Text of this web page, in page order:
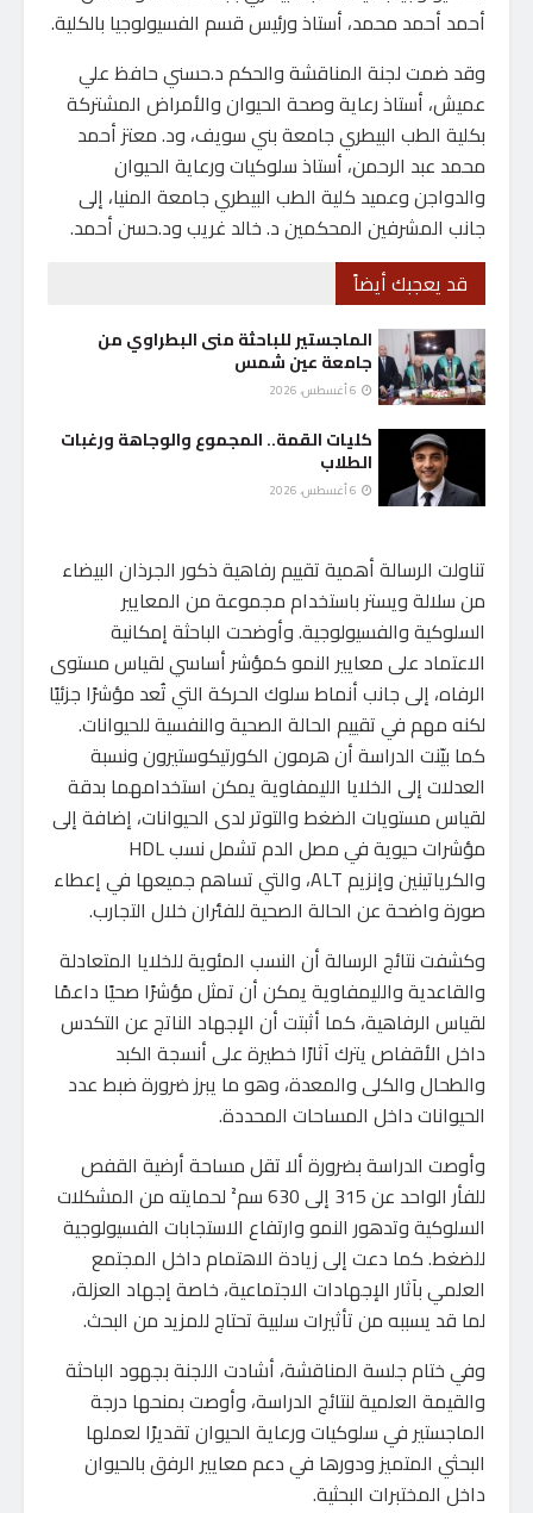
أحمد أحمد محمد، أستاذ ورئيس قسم الفسيولوجيا بالكلية.
وقد ضمت لجنة المناقشة والحكم د.حسني حافظ علي
عميش، أستاذ رعاية وصحة الحيوان والأمراض المشتركة
بكلية الطب البيطري جامعة بني سويف، ود. معتز أحمد
محمد عبد الرحمن، أستاذ سلوكيات ورعاية الحيوان
والدواجن وعميد كلية الطب البيطري جامعة المنيا، إلى
جانب المشرفين المحكمين د. خالد غريب ود.حسن أحمد.
قد يعجبك أيضاً
الماجستير للباحثة منى البطراوي من
جامعة عين شمس
كليات القمة.. المجموع والوجاهة ورغبات
الطلاب
تناولت الرسالة أهمية تقييم رفاهية ذكور الجرذان البيضاء
من سلالة ويستر باستخدام مجموعة من المعايير
السلوكية والفسيولوجية. وأوضحت الباحثة إمكانية
الاعتماد على معايير النمو كمؤشر أساسي لقياس مستوى
الرفاه، إلى جانب أنماط سلوك الحركة التي تُعد مؤشرًا جزئيًا
لكنه مهم في تقييم الحالة الصحية والنفسية للحيوانات.
كما بيّنت الدراسة أن هرمون الكورتيكوستيرون ونسبة
العدلات إلى الخلايا الليمفاوية يمكن استخدامهما بدقة
لقياس مستويات الضغط والتوتر لدى الحيوانات، إضافة إلى
مؤشرات حيوية في مصل الدم تشمل نسب HDL
والكرياتينين وإنزيم ALT، والتي تساهم جميعها في إعطاء
صورة واضحة عن الحالة الصحية للفئران خلال التجارب.
وكشفت نتائج الرسالة أن النسب المئوية للخلايا المتعادلة
والقاعدية والليمفاوية يمكن أن تمثل مؤشرًا صحيًا داعمًا
لقياس الرفاهية، كما أثبتت أن الإجهاد الناتج عن التكدس
داخل الأقفاص يترك آثارًا خطيرة على أنسجة الكبد
والطحال والكلى والمعدة، وهو ما يبرز ضرورة ضبط عدد
الحيوانات داخل المساحات المحددة.
وأوصت الدراسة بضرورة ألا تقل مساحة أرضية القفص
للفأر الواحد عن 315 إلى 630 سم² لحمايته من المشكلات
السلوكية وتدهور النمو وارتفاع الاستجابات الفسيولوجية
للضغط. كما دعت إلى زيادة الاهتمام داخل المجتمع
العلمي بآثار الإجهادات الاجتماعية، خاصة إجهاد العزلة،
لما قد يسببه من تأثيرات سلبية تحتاج للمزيد من البحث.
وفي ختام جلسة المناقشة، أشادت اللجنة بجهود الباحثة
والقيمة العلمية لنتائج الدراسة، وأوصت بمنحها درجة
الماجستير في سلوكيات ورعاية الحيوان تقديرًا لعملها
البحثي المتميز ودورها في دعم معايير الرفق بالحيوان
داخل المختبرات البحثية.